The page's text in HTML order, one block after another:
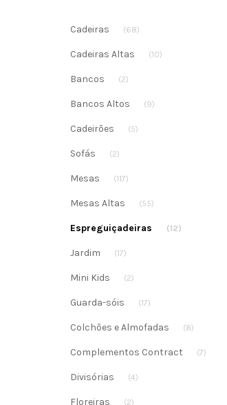
Cadeiras (68)
Cadeiras Altas (10)
Bancos (2)
Bancos Altos (9)
Cadeirões (5)
Sofás (2)
Mesas (117)
Mesas Altas (55)
Espreguiçadeiras (12)
Jardim (17)
Mini Kids (2)
Guarda-sóis (17)
Colchões e Almofadas (8)
Complementos Contract (7)
Divisórias (4)
Floreiras (2)